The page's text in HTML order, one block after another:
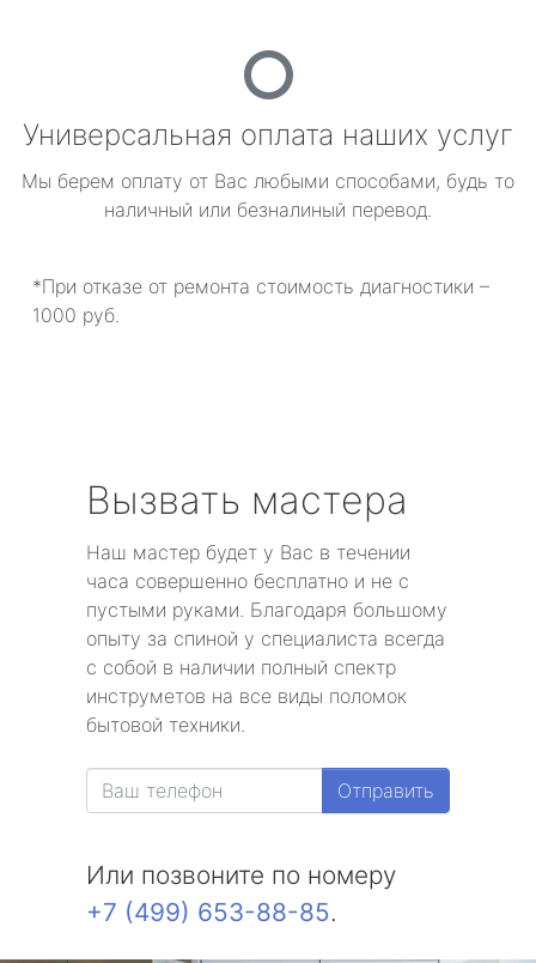
Универсальная оплата наших услуг
Мы берем оплату от Вас любыми способами, будь то
наличный или безналиный перевод.
*При отказе от ремонта стоимость диагностики –
1000 руб.
Вызвать мастера
Наш мастер будет у Вас в течении
часа совершенно бесплатно и не с
пустыми руками. Благодаря большому
опыту за спиной у специалиста всегда
с собой в наличии полный спектр
инструметов на все виды поломок
бытовой техники.
Отправить
Или позвоните по номеру
+7 (499) 653-88-85.